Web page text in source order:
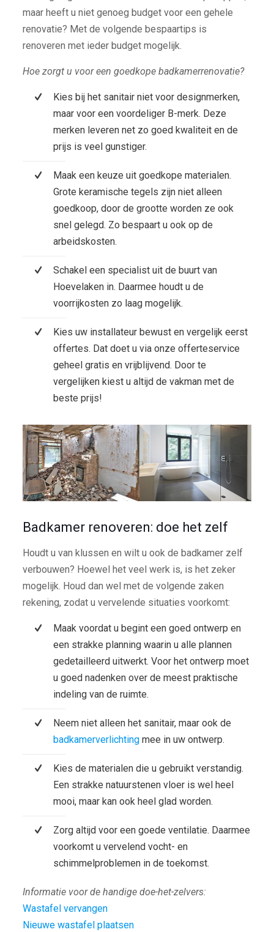
maar heeft u niet genoeg budget voor een gehele
renovatie? Met de volgende bespaartips is
renoveren met ieder budget mogelijk.
Hoe zorgt u voor een goedkope badkamerrenovatie?
Kies bij het sanitair niet voor designmerken,
maar voor een voordeliger B-merk. Deze
merken leveren net zo goed kwaliteit en de
prijs is veel gunstiger.
Maak een keuze uit goedkope materialen.
Grote keramische tegels zijn niet alleen
goedkoop, door de grootte worden ze ook
snel gelegd. Zo bespaart u ook op de
arbeidskosten.
Schakel een specialist uit de buurt van
Hoevelaken in. Daarmee houdt u de
voorrijkosten zo laag mogelijk.
Kies uw installateur bewust en vergelijk eerst
offertes. Dat doet u via onze offerteservice
geheel gratis en vrijblijvend. Door te
vergelijken kiest u altijd de vakman met de
beste prijs!
Badkamer renoveren: doe het zelf
Houdt u van klussen en wilt u ook de badkamer zelf
verbouwen? Hoewel het veel werk is, is het zeker
mogelijk. Houd dan wel met de volgende zaken
rekening, zodat u vervelende situaties voorkomt:
Maak voordat u begint een goed ontwerp en
een strakke planning waarin u alle plannen
gedetailleerd uitwerkt. Voor het ontwerp moet
u goed nadenken over de meest praktische
indeling van de ruimte.
Neem niet alleen het sanitair, maar ook de
badkamerverlichtingmee in uw ontwerp.
Kies de materialen die u gebruikt verstandig.
Een strakke natuurstenen vloer is wel heel
mooi, maar kan ook heel glad worden.
Zorg altijd voor een goede ventilatie. Daarmee
voorkomt u vervelend vocht- en
schimmelproblemen in de toekomst.
Informatie voor de handige doe-het-zelvers:
Wastafel vervangen
Nieuwe wastafel plaatsen